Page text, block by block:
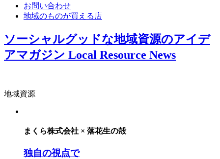
お問い合わせ
地域のものが買える店
ソーシャルグッドな地域資源のアイデ
アマガジン Local Resource News
地域資源
まくら株式会社 × 落花生の殻
独自の視点で